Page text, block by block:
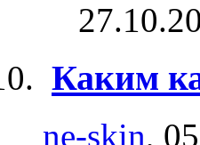
Каким
ne-skin,